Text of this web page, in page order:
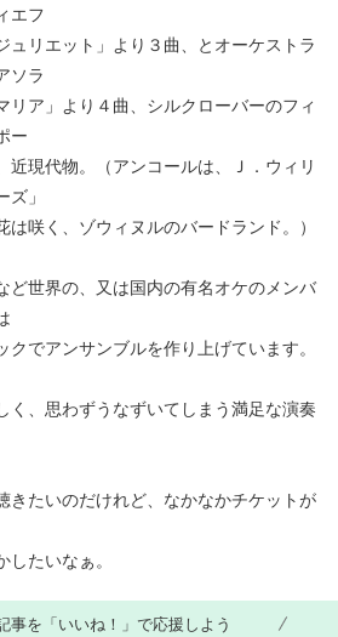
エフ
ュリエット」より３曲、とオーケストラ
ソラ
リア」より４曲、シルクローバーのフィ
ー
近現代物。（アンコールは、Ｊ．ウィリ
」
咲く、ゾウィヌルのバードランド。）
世界の、又は国内の有名オケのメンバ
クでアンサンブルを作り上げています。
く、思わずうなずいてしまう満足な演奏
たいのだけれど、なかなかチケットが
たいなぁ。
事を「いいね！」で応援しよう